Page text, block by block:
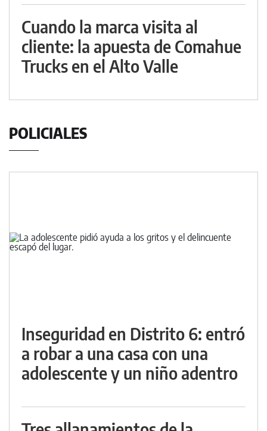
Cuando la marca visita al
cliente: la apuesta de Comahue
Trucks en el Alto Valle
POLICIALES
Inseguridad en Distrito 6: entró
a robar a una casa con una
adolescente y un niño adentro